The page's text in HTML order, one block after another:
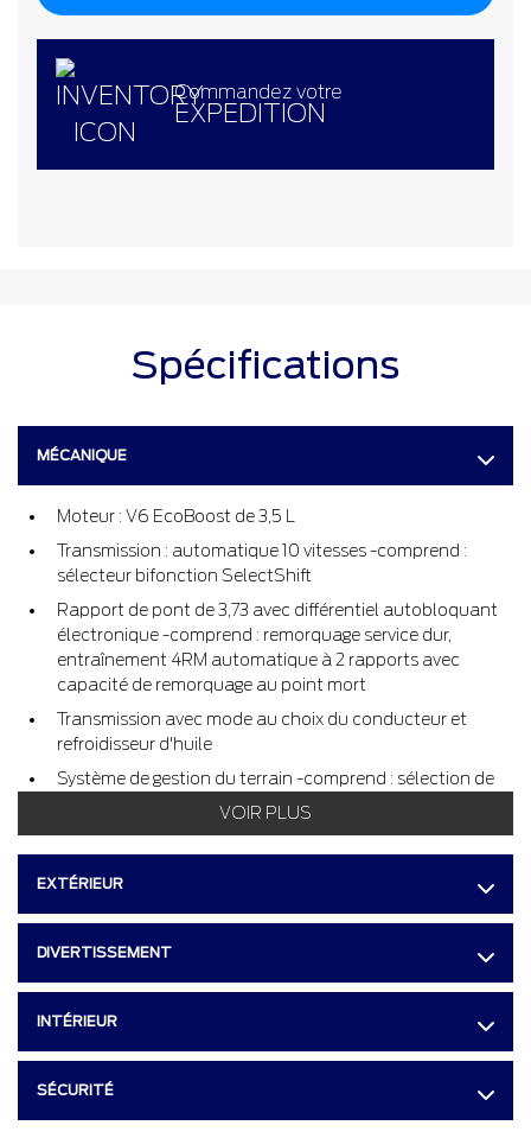
Spécifications
MÉCANIQUE
Moteur : V6 EcoBoost de 3,5 L
Transmission : automatique 10 vitesses -comprend :
sélecteur bifonction SelectShift
Rapport de pont de 3,73 avec différentiel autobloquant
électronique -comprend : remorquage service dur,
entraînement 4RM automatique à 2 rapports avec
capacité de remorquage au point mort
Transmission avec mode au choix du conducteur et
refroidisseur d'huile
Système de gestion du terrain -comprend : sélection de
mode de conduite : normal, remorquage/transport, Eco,
attelage, commande de freins de remorque et dispositif
anti-louvoiement de la remorque
Faisceau de câblage de remorque
2 plaques de protection
VOIR PLUS
EXTÉRIEUR
DIVERTISSEMENT
INTÉRIEUR
SÉCURITÉ
Commandez votre
EXPEDITION